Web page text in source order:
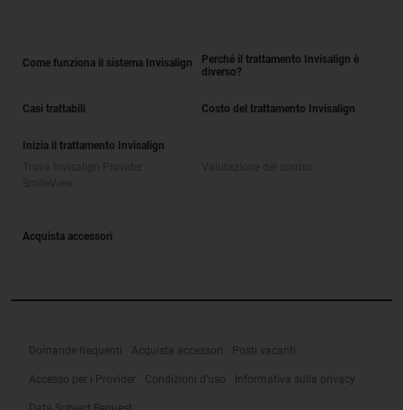
Come funziona il sistema Invisalign
Perché il trattamento Invisalign è
diverso?
Casi trattabili Costo del trattamento Invisalign
Inizia il trattamento Invisalign
Acquista accessori
Domande frequenti Acquista accessori Posti vacanti
Accesso per i Provider Condizioni d'uso Informativa sulla privacy